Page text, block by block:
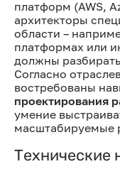
платформ (AWS,
архитекторы
области –
платформах или
должны
Согласно
востребованы
проектирования
умение
масштабируемые
Технические